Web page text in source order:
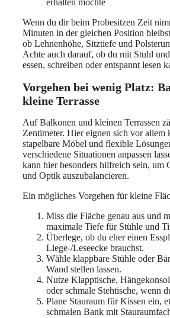
erhalten möchte
Wenn du dir beim Probesitzen Zeit
Minuten in der gleichen Position
ob Lehnenhöhe, Sitztiefe und
Achte auch darauf, ob du mit Stuhl
essen, schreiben oder entspannt lesen
Vorgehen bei wenig Platz:
kleine Terrasse
Auf Balkonen und kleinen Terrassen
Zentimeter. Hier eignen sich vor allem
stapelbare Möbel und flexible
verschiedene Situationen anpassen
kann hier besonders hilfreich sein, um
und Optik auszubalancieren.
Ein mögliches Vorgehen für kleine
Miss die Fläche genau aus und
maximale Tiefe für Stühle und
Überlege, ob du eher einen
Liege-/Leseecke brauchst.
Wähle klappbare Stühle oder
Wand stellen lassen.
Nutze Klapptische,
oder schmale Stehtische, wenn
Plane Stauraum für Kissen ein,
schmalen Bank mit